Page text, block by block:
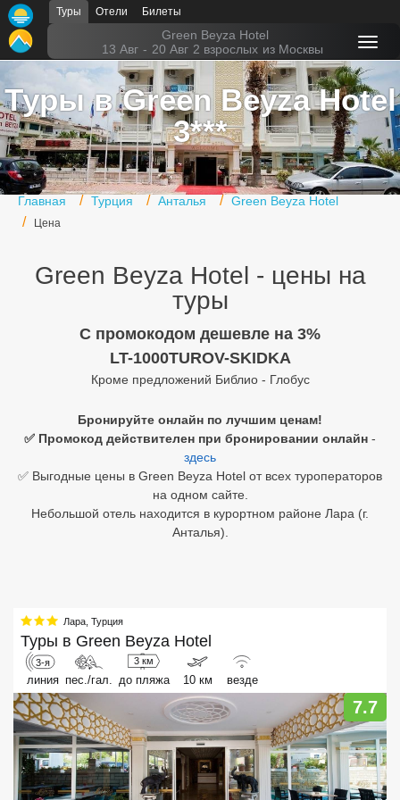
Туры Отели Билеты
Green Beyza Hotel
13 Авг - 20 Авг 2 взрослых из Москвы
Туры в Green Beyza Hotel
3***
Главная Турция Анталья Green Beyza Hotel
Цена
Green Beyza Hotel - цены на
туры
C промокодом дешевле на 3%
LT-1000TUROV-SKIDKA
Кроме предложений Библио - Глобус
Бронируйте онлайн по лучшим ценам!
✅ Промокод действителен при бронировании онлайн -
здесь
✅ Выгодные цены в Green Beyza Hotel от всех туроператоров
на одном сайте.
Небольшой отель находится в курортном районе Лара (г.
Анталья).
Лара, Турция
Туры в Green Beyza Hotel
3-я
линия пес./гал.
3 км
до пляжа 10 км везде
7.7
Главная
Горящие туры
Туры в Турцию
Туры в Египет
Туры в ОАЭ
Офис г. Москва
Египет
Куба
Северный Гоа
Южный Гоа
Занзибар
Абхазия
Большой Сочи